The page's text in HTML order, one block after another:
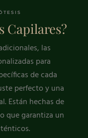
Capilares?
las
para
de cada
perfecto y una
Están hechas de
que garantiza un